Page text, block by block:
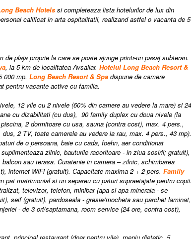
Beach Hotels si completeaza lista hotelurilor de lux din
calificat in arta ospitalitatii, realizand astfel o vacanta de 5
de plaja proprie la care se poate ajunge printr-un pasaj subteran.
, la 5 km de localitatea Avsallar. Hotelul Long Beach Resort &
000 mp. Long Beach Resort & Spa dispune de camere
pentru vacante active cu familia.
12 vile cu 2 nivele (60% din camere au vedere la mare) si 24
cu dizabilitati (cu dus), 90 family duplex cu doua nivele (la
2 dormitoare cu usa, sauna (contra cost), max. 4 pers.,
2 TV, toate camerele au vedere la rau, max. 4 pers., 43 mp).
uride o persoana, baie cu cada, foehn, aer conditionat
zilnic, bauturile racoritoare - in ziua sosirii; gratuit),
sau terasa. Curatenie in camera – zilnic, schimbarea
, internet WiFi (gratuit). Capacitate maxima 2 + 2 pers. Family
pat matrimonial si un separeu cu paturi supraetajate pentru copii.
, televizor, telefon, minibar (apa si apa minerala - se
seif (gratuit), pardoseala - gresie/mocheta sau parchet laminat,
- de 3 ori/saptamana, room service (24 ore, contra cost),